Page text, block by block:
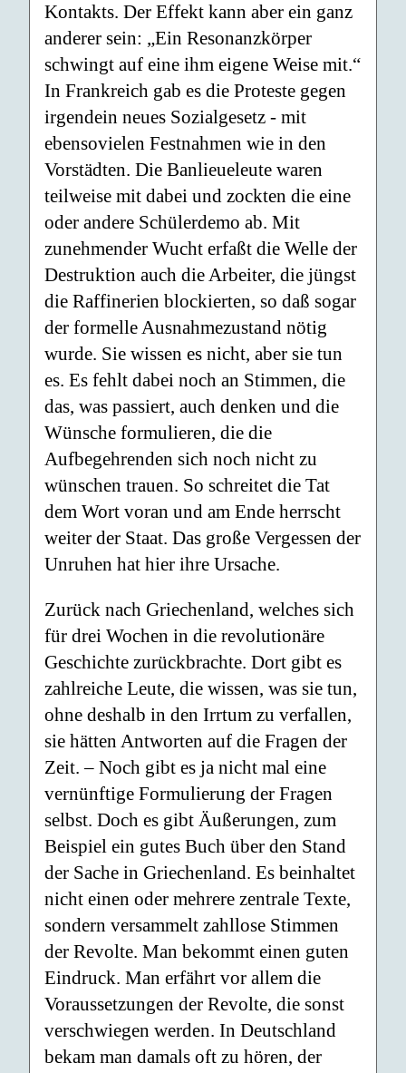
Kontakts. Der Effekt kann aber ein ganz
anderer sein: „Ein Resonanzkörper
schwingt auf eine ihm eigene Weise mit.“
In Frankreich gab es die Proteste gegen
irgendein neues Sozialgesetz - mit
ebensovielen Festnahmen wie in den
Vorstädten. Die Banlieueleute waren
teilweise mit dabei und zockten die eine
oder andere Schülerdemo ab. Mit
zunehmender Wucht erfaßt die Welle der
Destruktion auch die Arbeiter, die jüngst
die Raffinerien blockierten, so daß sogar
der formelle Ausnahmezustand nötig
wurde. Sie wissen es nicht, aber sie tun
es. Es fehlt dabei noch an Stimmen, die
das, was passiert, auch denken und die
Wünsche formulieren, die die
Aufbegehrenden sich noch nicht zu
wünschen trauen. So schreitet die Tat
dem Wort voran und am Ende herrscht
weiter der Staat. Das große Vergessen der
Unruhen hat hier ihre Ursache.
Zurück nach Griechenland, welches sich
für drei Wochen in die revolutionäre
Geschichte zurückbrachte. Dort gibt es
zahlreiche Leute, die wissen, was sie tun,
ohne deshalb in den Irrtum zu verfallen,
sie hätten Antworten auf die Fragen der
Zeit. – Noch gibt es ja nicht mal eine
vernünftige Formulierung der Fragen
selbst. Doch es gibt Äußerungen, zum
Beispiel ein gutes Buch über den Stand
der Sache in Griechenland. Es beinhaltet
nicht einen oder mehrere zentrale Texte,
sondern versammelt zahllose Stimmen
der Revolte. Man bekommt einen guten
Eindruck. Man erfährt vor allem die
Voraussetzungen der Revolte, die sonst
verschwiegen werden. In Deutschland
bekam man damals oft zu hören, der